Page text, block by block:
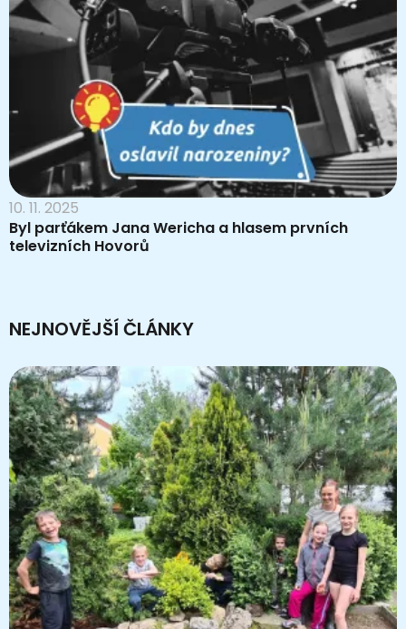
10. 11. 2025
Byl parťákem Jana Wericha a hlasem prvních
televizních Hovorů
NEJNOVĚJŠÍ ČLÁNKY